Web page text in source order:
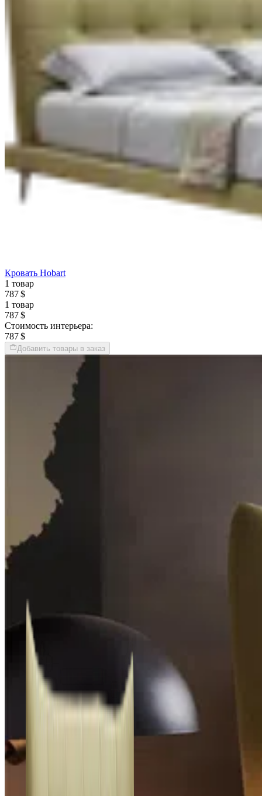
Кровать Hobart
1 товар
787 $
1 товар
787 $
Стоимость интерьера:
787 $
Добавить товары в заказ